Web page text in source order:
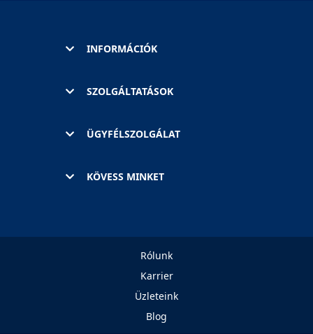
INFORMÁCIÓK
SZOLGÁLTATÁSOK
ÜGYFÉLSZOLGÁLAT
KÖVESS MINKET
Rólunk
Karrier
Üzleteink
Blog